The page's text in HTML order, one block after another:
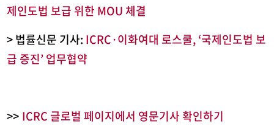
제인도법 보급 위한 MOU 체결
> 법률신문 기사: ICRC·이화여대 로스쿨, ‘국제인도법 보
급 증진’ 업무협약
>> ICRC 글로벌 페이지에서 영문기사 확인하기